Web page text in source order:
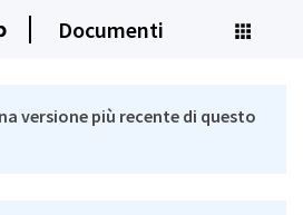
Documenti
versione più recente di questo